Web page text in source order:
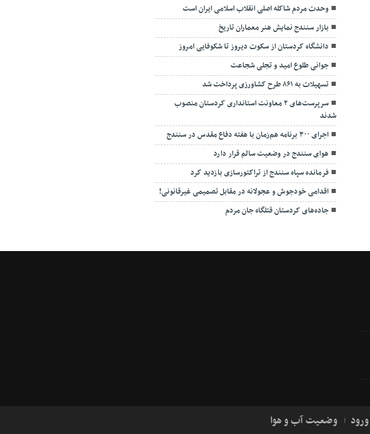
وحدت مردم شاکله اصلی انقلاب اسلامی ایران است
بازار سنندج نمایش هنر معماران تاریخ
دانشگاه‌ کردستان از سکوت دیروز تا شکوفایی امروز
جوانی طلوع امید و تجلی شجاعت
تسهیلات به ۸۶۱ طرح کشاورزی پرداخت شد
سرپرست‌های ۲ معاونت استانداری کردستان منصوب
شدند
اجرای ۳۰۰ برنامه هم‌زمان با هفته دفاع مقدس در سنندج
هوای سنندج در وضعیت سالم قرار دارد
فرمانده سپاه سنندج از تراکتورسازی بازدید کرد
اقدامی خودجوش و عجولانه در مقابل تصمیمی غیرقانونی!
جاده‌های کردستان قتلگاه جان مردم
ورود وضعیت آب و هوا